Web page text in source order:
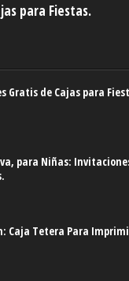
para Fiestas.
Gratis de Cajas para
para Niñas:
Caja Tetera Para